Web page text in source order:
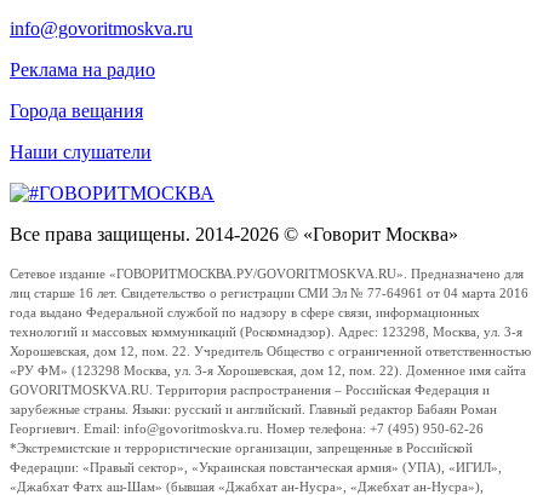
info@govoritmoskva.ru
Реклама на радио
Города вещания
Наши слушатели
Все права защищены. 2014-2026 © «Говорит Москва»
Сетевое издание «ГОВОРИТМОСКВА.РУ/GOVORITMOSKVA.RU». Предназначено для
лиц старше 16 лет. Свидетельство о регистрации СМИ Эл № 77-64961 от 04 марта 2016
года выдано Федеральной службой по надзору в сфере связи, информационных
технологий и массовых коммуникаций (Роскомнадзор). Адрес: 123298, Москва, ул. 3-я
Хорошевская, дом 12, пом. 22. Учредитель Общество с ограниченной ответственностью
«РУ ФМ» (123298 Москва, ул. 3-я Хорошевская, дом 12, пом. 22). Доменное имя сайта
GOVORITMOSKVA.RU. Территория распространения – Российская Федерация и
зарубежные страны. Языки: русский и английский. Главный редактор Бабаян Роман
Георгиевич. Email: info@govoritmoskva.ru. Номер телефона: +7 (495) 950-62-26
*Экстремистские и террористические организации, запрещенные в Российской
Федерации: «Правый сектор», «Украинская повстанческая армия» (УПА), «ИГИЛ»,
«Джабхат Фатх аш-Шам» (бывшая «Джабхат ан-Нусра», «Джебхат ан-Нусра»),